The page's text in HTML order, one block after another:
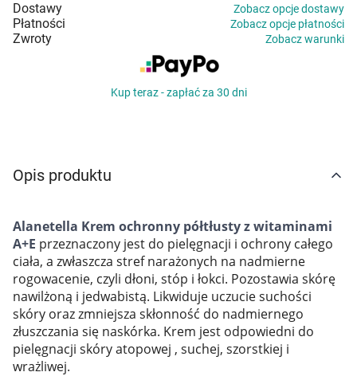
Zabawki
Marki
Dostawy Zobacz opcje dostawy
Płatności Zobacz opcje płatności
Zwroty Zobacz warunki
Kup teraz - zapłać za 30 dni
Opis produktu
Alanetella Krem ochronny półtłusty z witaminami
A+E przeznaczony jest do pielęgnacji i ochrony całego
ciała, a zwłaszcza stref narażonych na nadmierne
rogowacenie, czyli dłoni, stóp i łokci. Pozostawia skórę
nawilżoną i jedwabistą. Likwiduje uczucie suchości
skóry oraz zmniejsza skłonność do nadmiernego
złuszczania się naskórka. Krem jest odpowiedni do
pielęgnacji skóry atopowej , suchej, szorstkiej i
wrażliwej.